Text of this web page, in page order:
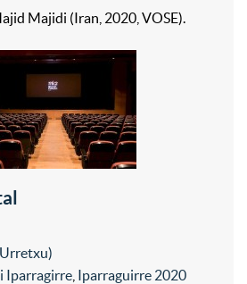
Majidi (Iran, 2020, VOSE).
Iparragirre Iparraguirre 2020